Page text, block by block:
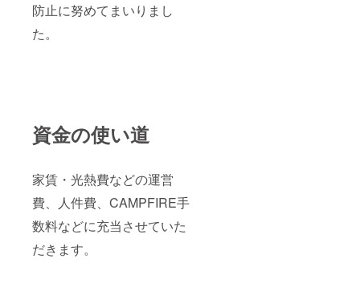
防止に努めてまいりまし
た。
資金の使い道
家賃・光熱費などの運営
費、人件費、CAMPFIRE手
数料などに充当させていた
だきます。